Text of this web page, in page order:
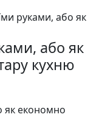
руками, або як
або як
кухню